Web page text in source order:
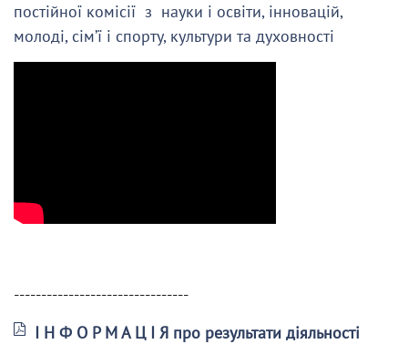
постійної комісії з науки і освіти, інновацій,
молоді, сім’ї і спорту, культури та духовності
--------------------------------
І Н Ф О Р М А Ц І Я про результати діяльності